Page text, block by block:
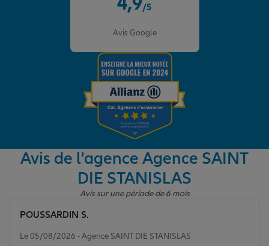
Préparer l’avenir
Garantie des accidents de la vie
Protection juridique
Retraite
/5
Avis Google
Avis de l'agence Agence SAINT
DIE STANISLAS
Avis sur une période de 6 mois
Le 05/08/2026 - Agence SAINT DIE STANISLAS
POUSSARDIN S.